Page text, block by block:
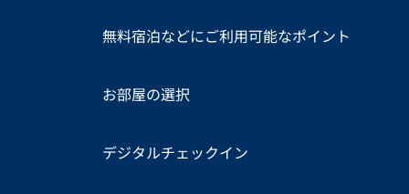
無料宿泊などにご利用可能なポイント
お部屋の選択
デジタルチェックイン